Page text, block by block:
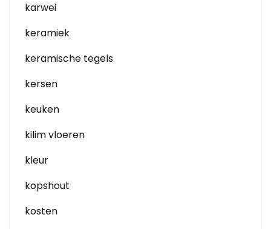
karwei
keramiek
keramische tegels
kersen
keuken
kilim vloeren
kleur
kopshout
kosten